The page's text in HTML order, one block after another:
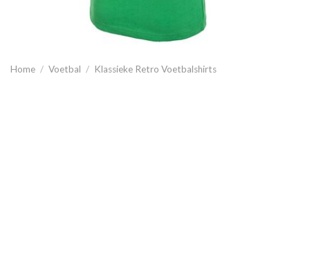
Home / Voetbal / Klassieke Retro Voetbalshirts